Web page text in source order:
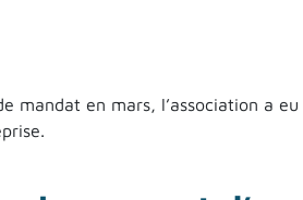
mandat en mars, l’association a